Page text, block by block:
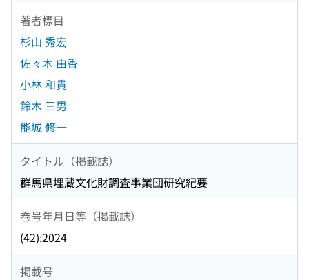
著者標目
杉山 秀宏
佐々木 由香
小林 和貴
鈴木 三男
能城 修一
タイトル（掲載誌）
群馬県埋蔵文化財調査事業団研究紀要
巻号年月日等（掲載誌）
(42):2024
掲載号